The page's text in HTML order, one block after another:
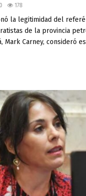
0 178
la legitimidad del
de la provincia
Mark Carney, consideró